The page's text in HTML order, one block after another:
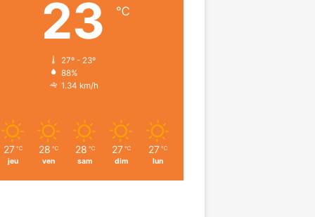
23 ℃
27º - 23º
88%
1.34 km/h
27 ℃
jeu
28 ℃
ven
28 ℃
sam
27 ℃
dim
27 ℃
lun